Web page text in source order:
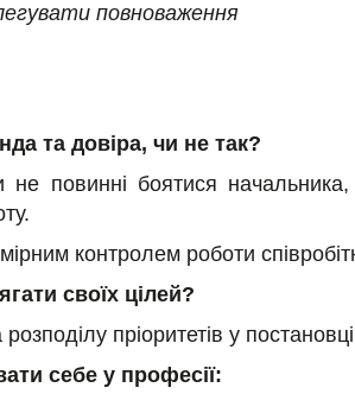
повноваження
та довіра, чи не так?
не повинні боятися
контролем роботи
своїх цілей?
пріоритетів у
себе у професії: